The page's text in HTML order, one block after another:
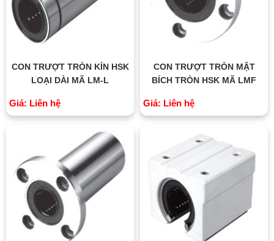
CON TRƯỢT TRÒN KÍN HSK
LOẠI DÀI MÃ LM-L
Giá: Liên hệ
CON TRƯỢT TRÒN MẶT
BÍCH TRÒN HSK MÃ LMF
Giá: Liên hệ